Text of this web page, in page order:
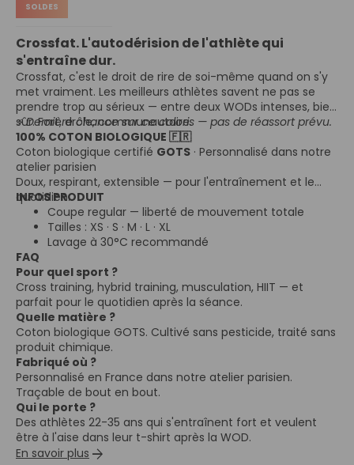
SOLDES
Crossfat. L'autodérision de l'athlète qui
s'entraîne dur.
Crossfat, c'est le droit de rire de soi-même quand on s'y
met vraiment. Les meilleurs athlètes savent ne pas se
prendre trop au sérieux — entre deux WODs intenses, bien
sûr. Fort, drôle, communautaire.
⚡ Dernière chance sur ce coloris — pas de réassort prévu.
100% COTON BIOLOGIQUE 🇫🇷
Coton biologique certifié GOTS · Personnalisé dans notre
atelier parisien
Doux, respirant, extensible — pour l'entraînement et le
quotidien.
INFOS PRODUIT
Coupe regular — liberté de mouvement totale
Tailles : XS · S · M · L · XL
Lavage à 30°C recommandé
FAQ
Pour quel sport ?
Cross training, hybrid training, musculation, HIIT — et
parfait pour le quotidien après la séance.
Quelle matière ?
Coton biologique GOTS. Cultivé sans pesticide, traité sans
produit chimique.
Fabriqué où ?
Personnalisé en France dans notre atelier parisien.
Traçable de bout en bout.
Qui le porte ?
Des athlètes 22-35 ans qui s'entraînent fort et veulent
être à l'aise dans leur t-shirt après la WOD.
En savoir plus arrow_forward